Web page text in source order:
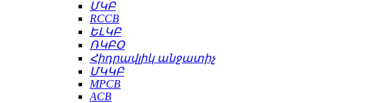
ՄԿԲ
RCCB
ԵԼԿԲ
ՌԿԲՕ
Հիդրավլիկ անջատիչ
ՄԿԿԲ
MPCB
ACB